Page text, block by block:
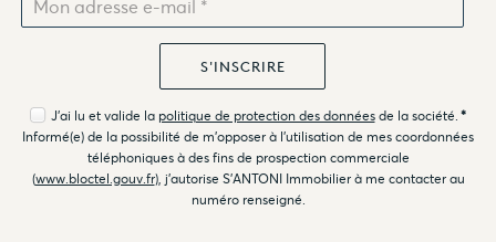
J'ai lu et valide la politique de protection des donnéesde la société. *
Informé(e) de la possibilité de m'opposer à l'utilisation de mes coordonnées
téléphoniques à des fins de prospection commerciale
(www.bloctel.gouv.fr), j'autorise S'ANTONI Immobilier à me contacter au
numéro renseigné.